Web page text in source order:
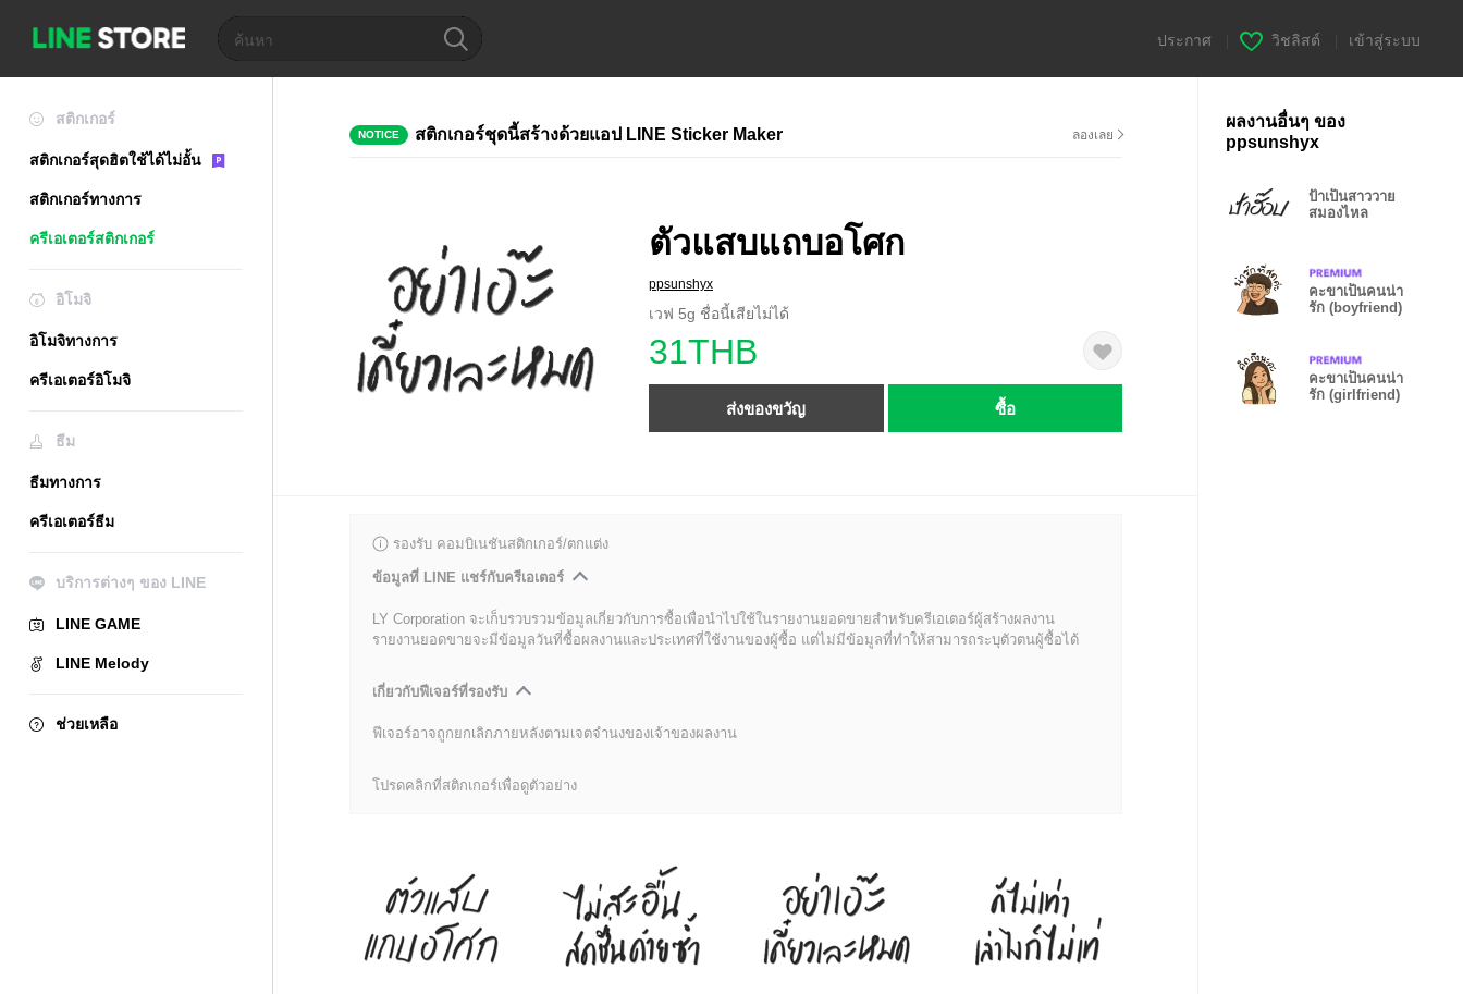
ประกาศ วิชลิสต์ เข้าสู่ระบบ
สติกเกอร์
สติกเกอร์สุดฮิตใช้ได้ไม่อั้น
สติกเกอร์ทางการ
ครีเอเตอร์สติกเกอร์
อิโมจิ
อิโมจิทางการ
ครีเอเตอร์อิโมจิ
ธีม
ธีมทางการ
ครีเอเตอร์ธีม
บริการต่างๆ ของ LINE
LINE GAME
LINE Melody
ช่วยเหลือ
NOTICE สติกเกอร์ชุดนี้สร้างด้วยแอป LINE Sticker Maker ลองเลย
ตัวแสบแถบอโศก
ppsunshyx
เวฟ 5g ชื่อนี้เสียไม่ได้
31THB
ส่งของขวัญ ซื้อ
รองรับ คอมบิเนชันสติกเกอร์/ตกแต่ง
ข้อมูลที่ LINE แชร์กับครีเอเตอร์
LY Corporation จะเก็บรวบรวมข้อมูลเกี่ยวกับการซื้อเพื่อนำไปใช้ในรายงานยอดขายสำหรับครีเอเตอร์ผู้สร้างผลงาน
รายงานยอดขายจะมีข้อมูลวันที่ซื้อผลงานและประเทศที่ใช้งานของผู้ซื้อ แต่ไม่มีข้อมูลที่ทำให้สามารถระบุตัวตนผู้ซื้อได้
เกี่ยวกับฟีเจอร์ที่รองรับ
ฟีเจอร์อาจถูกยกเลิกภายหลังตามเจตจำนงของเจ้าของผลงาน
โปรดคลิกที่สติกเกอร์เพื่อดูตัวอย่าง
ผลงานอื่นๆ ของ
ppsunshyx
ป้าเป็นสาววาย
สมองไหล
คะขาเป็นคนน่า
รัก (boyfriend)
คะขาเป็นคนน่า
รัก (girlfriend)